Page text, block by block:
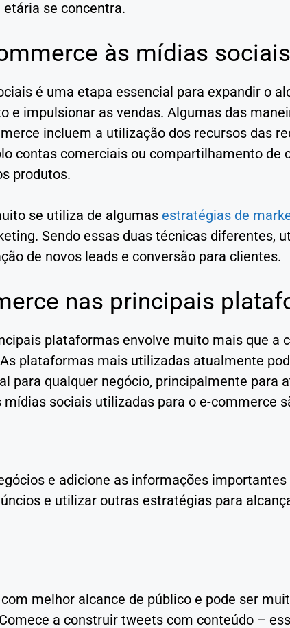
se concentra.
às mídias
é uma etapa essencial para expandir o
e impulsionar as vendas. Algumas das
incluem a utilização dos recursos das
contas comerciais ou compartilhamento de
produtos.
se utiliza de algumas estratégias de
Sendo essas duas técnicas diferentes,
de novos leads e conversão para clientes.
nas principais
plataformas envolve muito mais que a
plataformas mais utilizadas atualmente
para qualquer negócio, principalmente para
sociais utilizadas para o e-commerce
e adicione as informações importantes
e utilizar outras estratégias para
melhor alcance de público e pode ser
a construir tweets com conteúdo –